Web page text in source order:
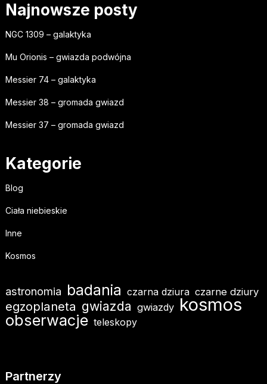
Najnowsze posty
NGC 1309 – galaktyka
Mu Orionis – gwiazda podwójna
Messier 74 – galaktyka
Messier 38 – gromada gwiazd
Messier 37 – gromada gwiazd
Kategorie
Blog
Ciała niebieskie
Inne
Kosmos
astronomia badania czarna dziura czarne dziury
egzoplaneta gwiazda gwiazdy kosmos
obserwacje teleskopy
Partnerzy